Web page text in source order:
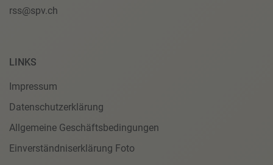
rss@spv.ch
LINKS
Impressum
Datenschutzerklärung
Allgemeine Geschäftsbedingungen
Einverständniserklärung Foto